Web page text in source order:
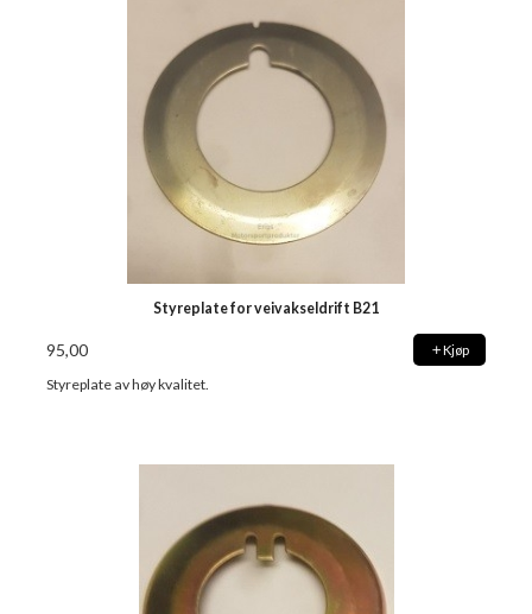
Styreplate for veivakseldrift B21
95,00 Kjøp
Styreplate av høy kvalitet.